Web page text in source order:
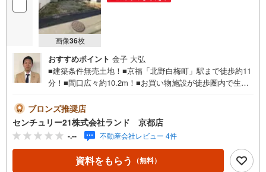
画像36枚
おすすめポイント 金子 大弘
■建築条件無売土地！■京福「北野白梅町」駅まで徒歩約11
分！■間口広々約10.2m！■お買い物施設が徒歩圏内で生活
までお気軽にお問い合わせくださいませ！＜センチュリー2
1ランドについて＞●センチュリー21ランド京都店
は・・・ お客様のご希望をお客様の目線でご満足いただ
けるお住いを全力でお探し致します！●購入・売却・ローン
のご相談など、些細なことでもお気軽にご相談下さいま
せ！●リフォームのご相談も承っております。○京阪鴨東線
ブロンズ推奨店
センチュリー21株式会社ランド 京都店
-.-- 不動産会社レビュー 4件
資料をもらう （無料）